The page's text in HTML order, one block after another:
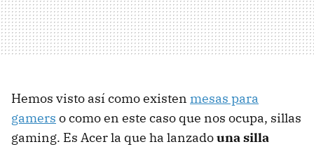
Hemos visto así como existen mesas para
gamers o como en este caso que nos ocupa, sillas
gaming. Es Acer la que ha lanzadouna silla